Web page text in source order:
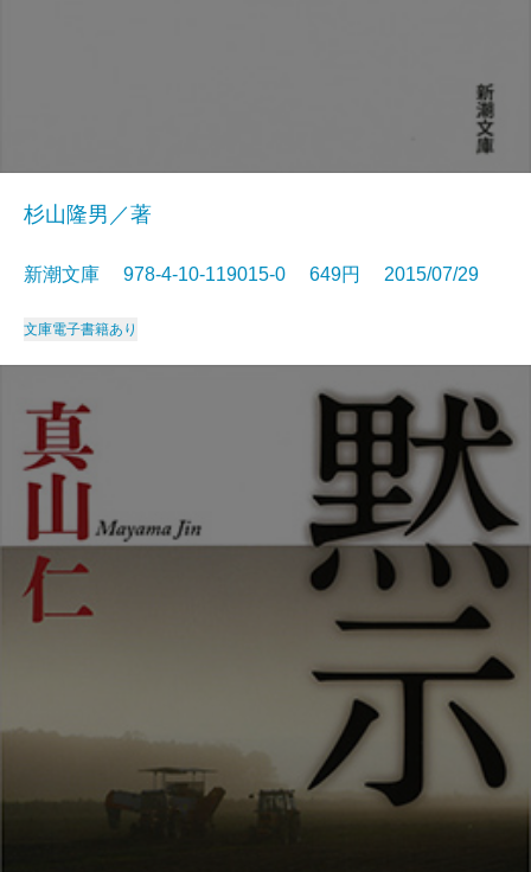
杉山隆男／著
新潮文庫 978-4-10-119015-0 649円 2015/07/29
文庫電子書籍あり